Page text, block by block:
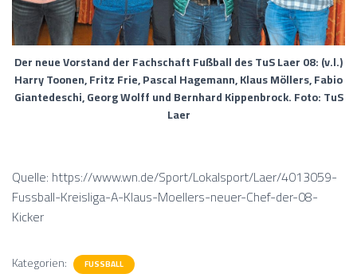
Der neue Vorstand der Fachschaft Fußball des TuS Laer 08: (v.l.)
Harry Toonen, Fritz Frie, Pascal Hagemann, Klaus Möllers, Fabio
Giantedeschi, Georg Wolff und Bernhard Kippenbrock. Foto: TuS
Laer
Quelle: https://www.wn.de/Sport/Lokalsport/Laer/4013059-
Fussball-Kreisliga-A-Klaus-Moellers-neuer-Chef-der-08-
Kicker
Kategorien: FUSSBALL